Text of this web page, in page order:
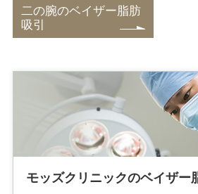
二の腕のベイザー脂肪
吸引
モッズクリニックのベイザー